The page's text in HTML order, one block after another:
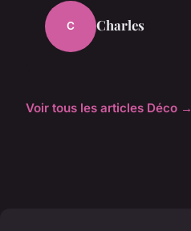
C Charles
Voir tous les articles Déco →